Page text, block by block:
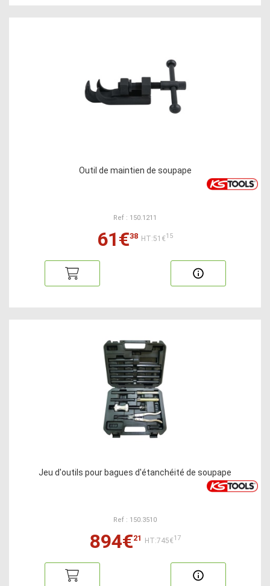
Outil de maintien de soupape
Ref : 150.1211
61€38 HT:51€15
Jeu d'outils pour bagues d'étanchéité de soupape
Ref : 150.3510
894€21 HT:745€17